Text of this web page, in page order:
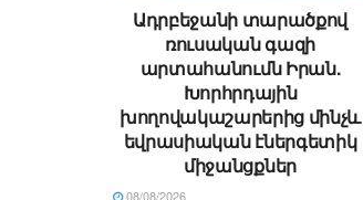
Ադրբեջանի տարածքով
ռուսական գազի
արտահանումն Իրան.
Խորհրդային
խողովակաշարերից մինչև
եվրասիական էներգետիկ
միջանցքներ
08/08/2026